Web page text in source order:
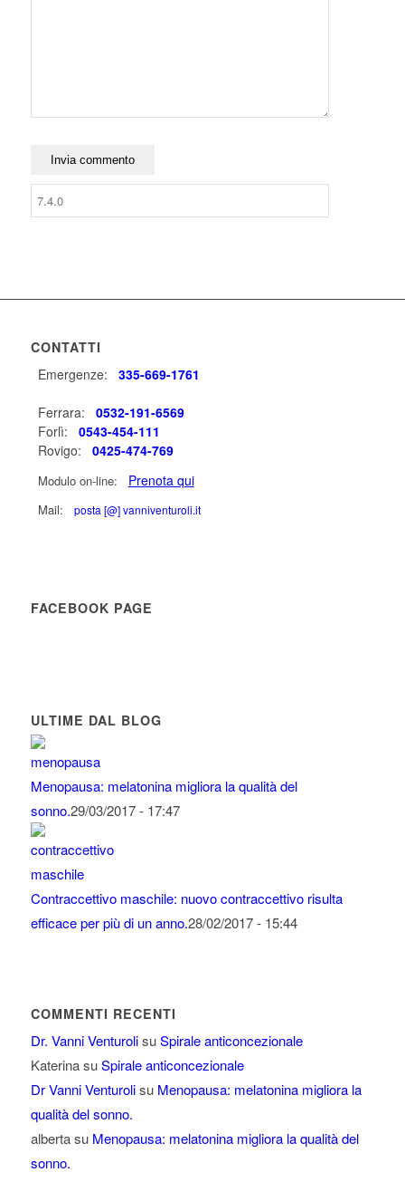
CONTATTI
Emergenze: 335-669-1761
Ferrara: 0532-191-6569
Forlì: 0543-454-111
Rovigo: 0425-474-769
Modulo on-line: Prenota qui
Mail: posta [@] vanniventuroli.it
FACEBOOK PAGE
ULTIME DAL BLOG
Menopausa: melatonina migliora la qualità del
sonno.29/03/2017 - 17:47
Contraccettivo maschile: nuovo contraccettivo risulta
efficace per più di un anno.28/02/2017 - 15:44
COMMENTI RECENTI
Dr. Vanni VenturolisuSpirale anticoncezionale
KaterinasuSpirale anticoncezionale
Dr Vanni Venturolisu Menopausa: melatonina migliora la
qualità del sonno.
albertasu Menopausa: melatonina migliora la qualità del
sonno.